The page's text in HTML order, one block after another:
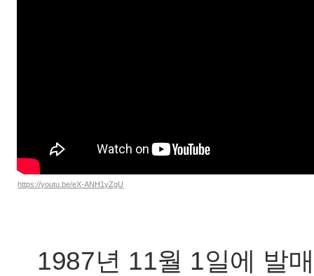
https://youtu.be/eX-ANH1yZgU
1987년 11월 1일에 발